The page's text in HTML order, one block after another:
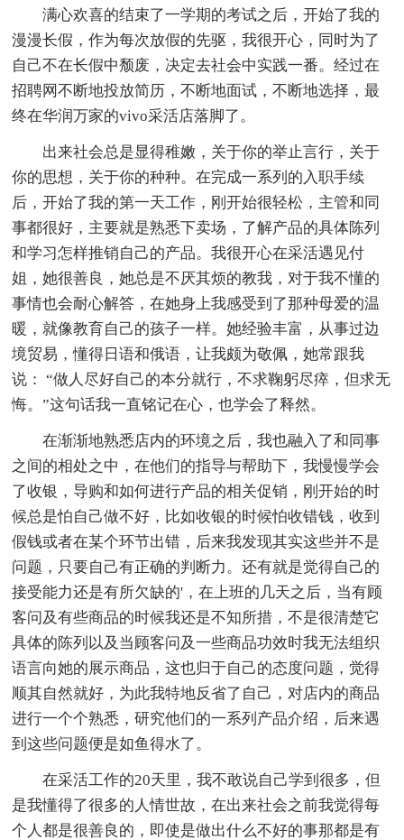
满心欢喜的结束了一学期的考试之后，开始了我的
漫漫长假，作为每次放假的先驱，我很开心，同时为了
自己不在长假中颓废，决定去社会中实践一番。经过在
招聘网不断地投放简历，不断地面试，不断地选择，最
终在华润万家的vivo采活店落脚了。
出来社会总是显得稚嫩，关于你的举止言行，关于
你的思想，关于你的种种。在完成一系列的入职手续
后，开始了我的第一天工作，刚开始很轻松，主管和同
事都很好，主要就是熟悉下卖场，了解产品的具体陈列
和学习怎样推销自己的产品。我很开心在采活遇见付
姐，她很善良，她总是不厌其烦的教我，对于我不懂的
事情也会耐心解答，在她身上我感受到了那种母爱的温
暖，就像教育自己的孩子一样。她经验丰富，从事过边
境贸易，懂得日语和俄语，让我颇为敬佩，她常跟我
说： “做人尽好自己的本分就行，不求鞠躬尽瘁，但求无
悔。”这句话我一直铭记在心，也学会了释然。
在渐渐地熟悉店内的环境之后，我也融入了和同事
之间的相处之中，在他们的指导与帮助下，我慢慢学会
了收银，导购和如何进行产品的相关促销，刚开始的时
候总是怕自己做不好，比如收银的时候怕收错钱，收到
假钱或者在某个环节出错，后来我发现其实这些并不是
问题，只要自己有正确的判断力。还有就是觉得自己的
接受能力还是有所欠缺的'，在上班的几天之后，当有顾
客问及有些商品的时候我还是不知所措，不是很清楚它
具体的陈列以及当顾客问及一些商品功效时我无法组织
语言向她的展示商品，这也归于自己的态度问题，觉得
顺其自然就好，为此我特地反省了自己，对店内的商品
进行一个个熟悉，研究他们的一系列产品介绍，后来遇
到这些问题便是如鱼得水了。
在采活工作的20天里，我不敢说自己学到很多，但
是我懂得了很多的人情世故，在出来社会之前我觉得每
个人都是很善良的，即使是做出什么不好的事那都是有